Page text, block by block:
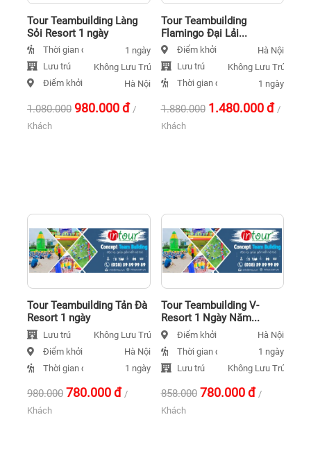
Tour Teambuilding Làng
Sỏi Resort 1 ngày
Thời gian đi
1 ngày
Lưu trú
Không Lưu Trú
Điểm khởi hành
Hà Nội
1.080.000 980.000đ /
Khách
Tour Teambuilding
Flamingo Đại Lải...
Điểm khởi hành
Hà Nội
Lưu trú
Không Lưu Trú
Thời gian đi
1 ngày
1.880.000 1.480.000đ /
Khách
Tour Teambuilding Tản Đà
Resort 1 ngày
Lưu trú
Không Lưu Trú
Điểm khởi hành
Hà Nội
Thời gian đi
1 ngày
980.000 780.000đ /
Khách
Tour Teambuilding V-
Resort 1 Ngày Năm...
Điểm khởi hành
Hà Nội
Thời gian đi
1 ngày
Lưu trú
Không Lưu Trú
858.000 780.000đ /
Khách